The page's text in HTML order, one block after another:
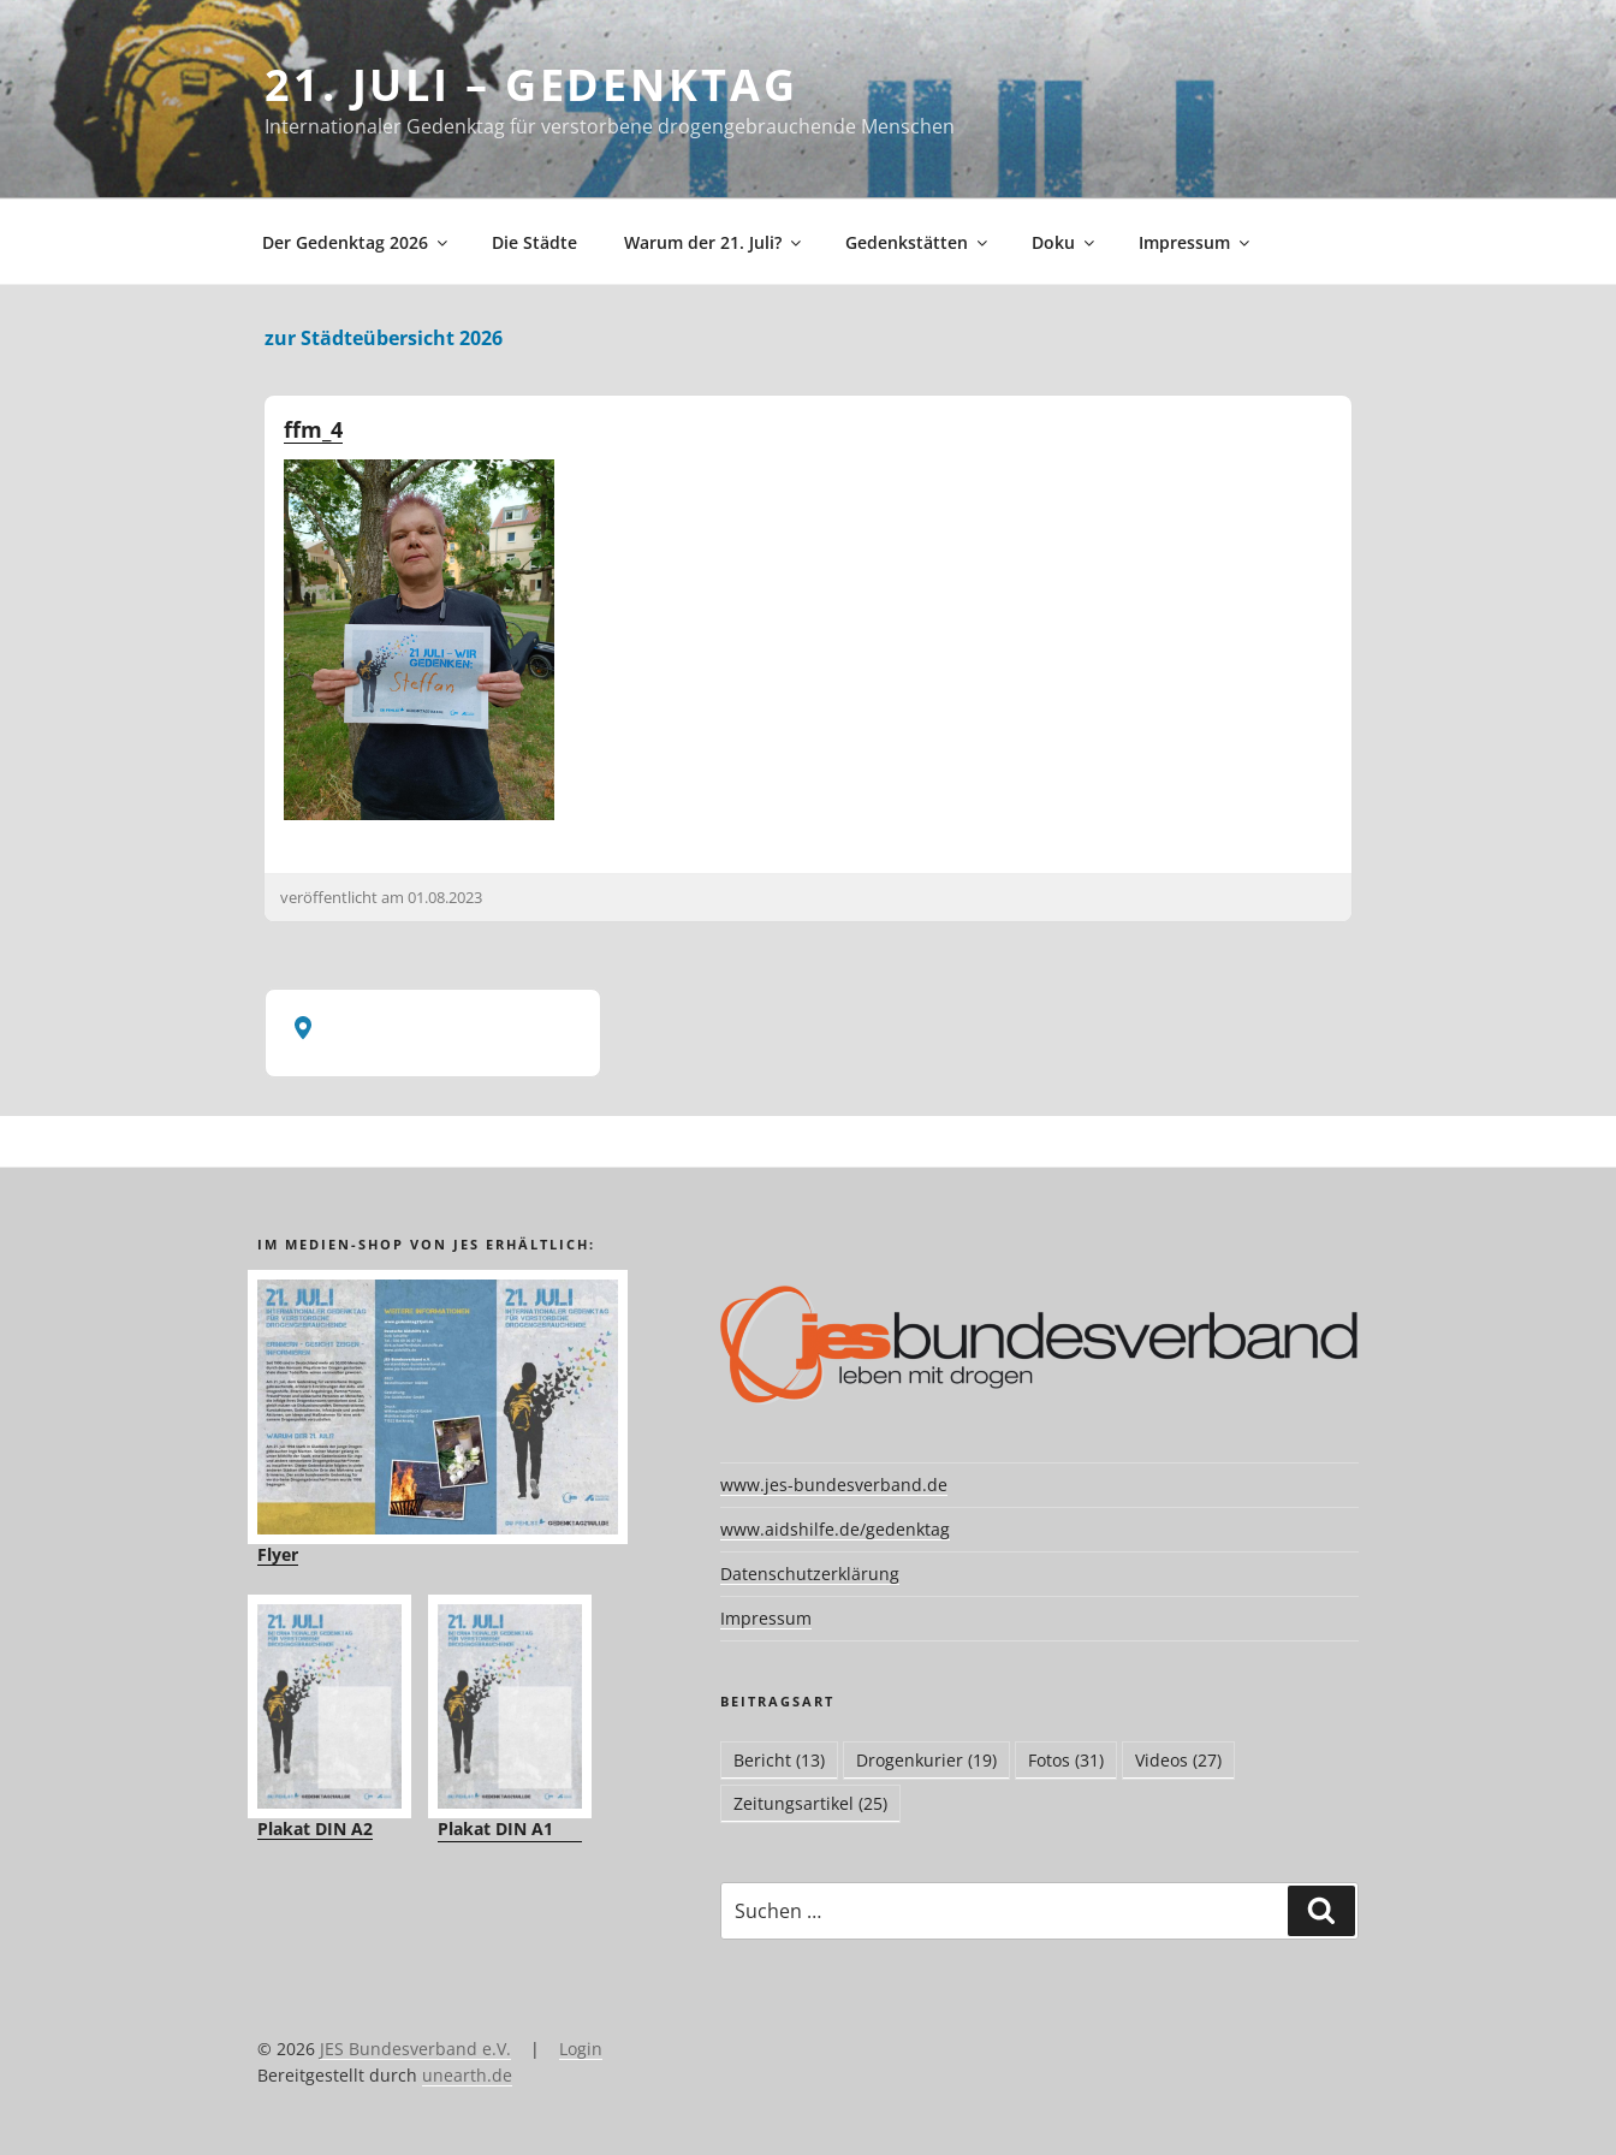
Inhalt
springen
21. JULI – GEDENKTAG
Internationaler Gedenktag für verstorbene drogengebrauchende Menschen
Der Gedenktag 2026 Die Städte Warum der 21. Juli? Gedenkstätten Doku Impressum
zur Städteübersicht 2026
ffm_4
veröffentlicht am 01.08.2023
IM MEDIEN-SHOP VON JES ERHÄLTLICH:
Flyer
Plakat DIN A2 Plakat DIN A1
www.jes-bundesverband.de
www.aidshilfe.de/gedenktag
Datenschutzerklärung
Impressum
BEITRAGSART
Bericht(13) Drogenkurier(19) Fotos (31) Videos (27)
Zeitungsartikel (25)
nach:
© 2026 JES Bundesverband e.V. | Login
Bereitgestellt durch unearth.de